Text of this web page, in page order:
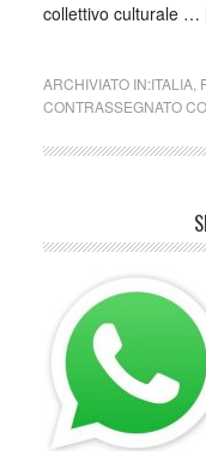
collettivo culturale …
ARCHIVIATO IN:ITALIA,
CONTRASSEGNATO